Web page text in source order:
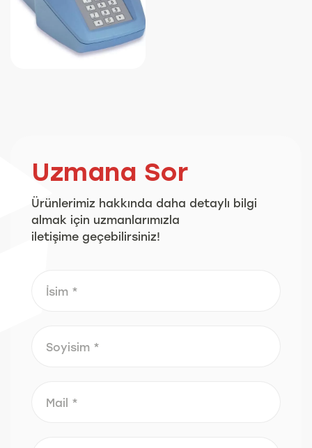
Uzmana Sor
Ürünlerimiz hakkında daha detaylı bilgi
almak için uzmanlarımızla
iletişime geçebilirsiniz!